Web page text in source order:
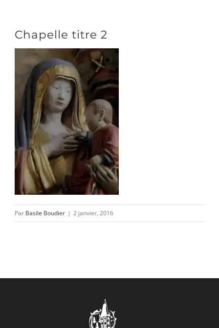
contenu
DÉCOUVRIR
VENIR
NOUS SUIVRE
L’ASSOCIATION
CONTACT/ACCÈS
Chapelle titre 2
Par Basile Boudier | 2 janvier, 2016